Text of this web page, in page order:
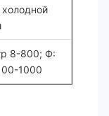
8-800; Ф:
1000